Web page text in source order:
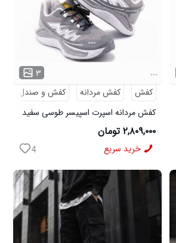
۳
...
کفش
کفش مردانه
کفش و صندل
کفش مردانه اسپرت اسپیسر طوسی سفید
Salamon مدل 50728
۲,۸۰۹,۰۰۰ تومان
خرید سریع 4